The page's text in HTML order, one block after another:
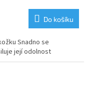
Do košíku
Snadno se
její odolnost